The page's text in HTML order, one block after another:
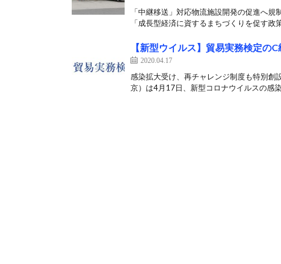
「中継移送」対応物流施設開発の促進へ
「成長型経済に資するまちづくりを促す政
【新型ウイルス】貿易実務検定の
2020.04.17
感染拡大受け、再チャレンジ制度も特別創
京）は4月17日、新型コロナウイルスの感